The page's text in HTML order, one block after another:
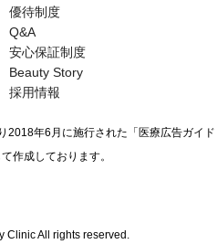
優待制度
Q&A
安心保証制度
Beauty Story
採用情報
2018年6月に施行された 「医療広告ガイド
作成しております。
Clinic All rights reserved.